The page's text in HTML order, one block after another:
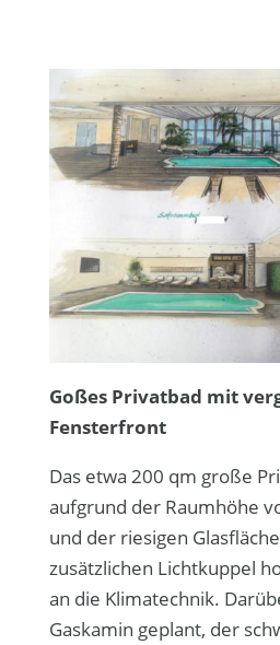
Goßes Privatbad mit
Fensterfront
Das etwa 200 qm große
aufgrund der Raumhöhe
und der riesigen
zusätzlichen Lichtkuppel
an die Klimatechnik.
Gaskamin geplant, der